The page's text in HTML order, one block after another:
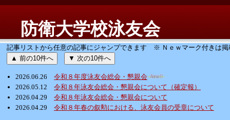
防衛大学校泳友会
記事リストから任意の記事にジャンプできます ※ Ｎｅｗマーク付きは掲
▲ 前の10件へ
▼ 次の10件へ
2026.06.26
令和８年度泳友会総会・懇親会
2026.05.12
令和８年泳友会総会・懇親会について（確定報）
2026.04.29
令和８年泳友会総会・懇親会について
2026.04.29
令和８年春の叙勲における、泳友会員の受章について